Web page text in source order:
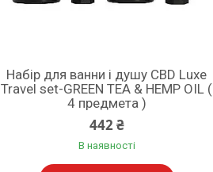
Набір для ванни і душу CBD Luxe
Travel set-GREEN TEA & HEMP OIL (
4 предмета )
442 ₴
В наявності